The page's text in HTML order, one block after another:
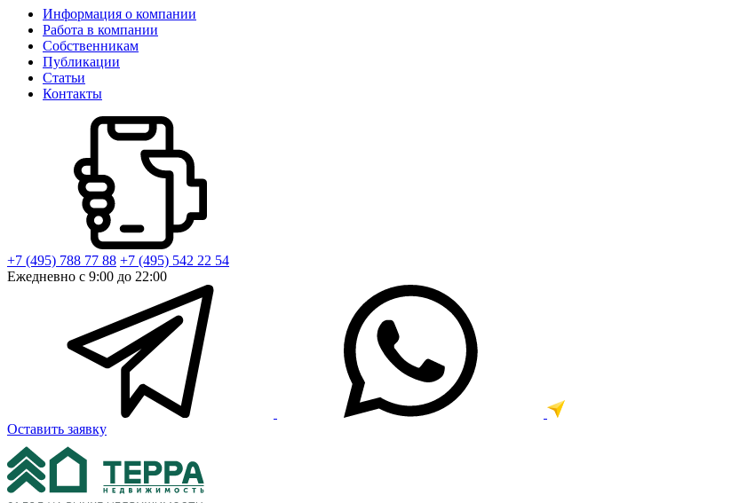
Информация о компании
Работа в компании
Собственникам
Публикации
Статьи
Контакты
+7 (495) 788 77 88 +7 (495) 542 22 54
Ежедневно с 9:00 до 22:00
Оставить заявку